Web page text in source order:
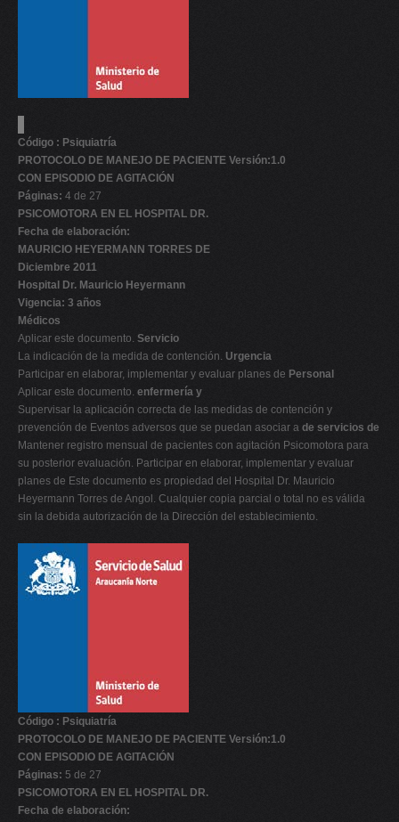
Código : Psiquiatría
PROTOCOLO DE MANEJO DE PACIENTE Versión:1.0
CON EPISODIO DE AGITACIÓN
Páginas: 4 de 27
PSICOMOTORA EN EL HOSPITAL DR.
Fecha de elaboración:
MAURICIO HEYERMANN TORRES DE
Diciembre 2011
Hospital Dr. Mauricio Heyermann
Vigencia: 3 años
Médicos
Aplicar este documento. Servicio
La indicación de la medida de contención. Urgencia
Participar en elaborar, implementar y evaluar planes de Personal
Aplicar este documento. enfermería y
Supervisar la aplicación correcta de las medidas de contención y
prevención de Eventos adversos que se puedan asociar a de servicios de
Mantener registro mensual de pacientes con agitación Psicomotora para
su posterior evaluación. Participar en elaborar, implementar y evaluar
planes de Este documento es propiedad del Hospital Dr. Mauricio
Heyermann Torres de Angol. Cualquier copia parcial o total no es válida
sin la debida autorización de la Dirección del establecimiento.
Código : Psiquiatría
PROTOCOLO DE MANEJO DE PACIENTE Versión:1.0
CON EPISODIO DE AGITACIÓN
Páginas: 5 de 27
PSICOMOTORA EN EL HOSPITAL DR.
Fecha de elaboración: